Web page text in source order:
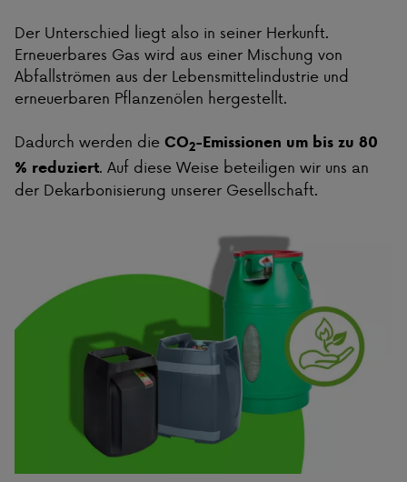
Der Unterschied liegt also in seiner Herkunft.
Erneuerbares Gas wird aus einer Mischung von
Abfallströmen aus der Lebensmittelindustrie und
erneuerbaren Pflanzenölen hergestellt.
Dadurch werden die CO2-Emissionen um bis zu 80
% reduziert. Auf diese Weise beteiligen wir uns an
der Dekarbonisierung unserer Gesellschaft.